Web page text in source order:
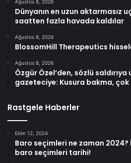
Ağustos 8, 2026
Dünyanın en uzun aktarmasız
saatten fazla havada kaldılar
Ağustos 8, 2026
BlossomHill Therapeutics
Ağustos 8, 2026
Özgür Özel’den, sözlü saldırıya
gazeteciye: Kusura bakma, çok
Rastgele Haberler
Ekim 12, 2024
Baro seçimleri ne zaman
baro seçimleri tarihi!